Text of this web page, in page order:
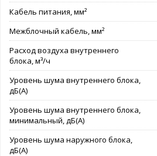
Кабель питания, мм²
Межблочный кабель, мм²
Расход воздуха внутреннего
блока, м³/ч
Уровень шума внутреннего блока,
дБ(А)
Уровень шума внутреннего блока,
минимальный, дБ(А)
Уровень шума наружного блока,
дБ(А)